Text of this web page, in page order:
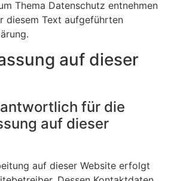
Thema Datenschutz entnehmen
diesem Text aufgeführten
auf dieser
für die
auf dieser
auf dieser Website erfolgt